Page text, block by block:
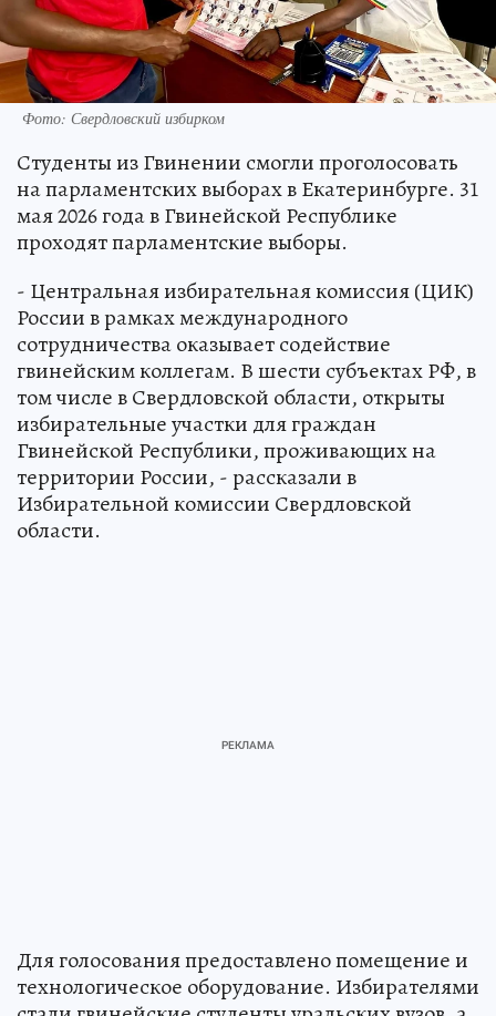
Фото: Свердловский избирком
Студенты из Гвинении смогли проголосовать
на парламентских выборах в Екатеринбурге. 31
мая 2026 года в Гвинейской Республике
проходят парламентские выборы.
- Центральная избирательная комиссия (ЦИК)
России в рамках международного
сотрудничества оказывает содействие
гвинейским коллегам. В шести субъектах РФ, в
том числе в Свердловской области, открыты
избирательные участки для граждан
Гвинейской Республики, проживающих на
территории России, - рассказали в
Избирательной комиссии Свердловской
области.
Для голосования предоставлено помещение и
технологическое оборудование. Избирателями